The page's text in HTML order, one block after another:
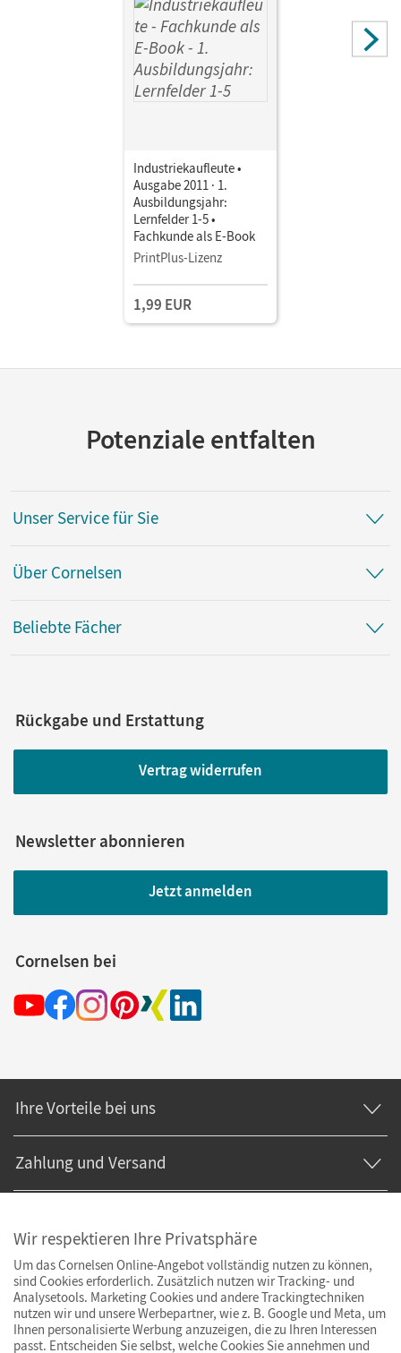
Industriekaufleute •
Ausgabe 2011 · 1.
Ausbildungsjahr:
Lernfelder 1-5 •
Fachkunde als E-Book
PrintPlus-Lizenz
1,99 EUR
Potenziale entfalten
Unser Service für Sie
Über Cornelsen
Beliebte Fächer
Rückgabe und Erstattung
Vertrag widerrufen
Newsletter abonnieren
Jetzt anmelden
Cornelsen bei
Ihre Vorteile bei uns
Zahlung und Versand
Wir respektieren Ihre Privatsphäre
Um das Cornelsen Online-Angebot vollständig nutzen zu können,
sind Cookies erforderlich. Zusätzlich nutzen wir Tracking- und
Analysetools. Marketing Cookies und andere Trackingtechniken
nutzen wir und unsere Werbepartner, wie z. B. Google und Meta, um
Ihnen personalisierte Werbung anzuzeigen, die zu Ihren Interessen
passt. Entscheiden Sie selbst, welche Cookies Sie annehmen und